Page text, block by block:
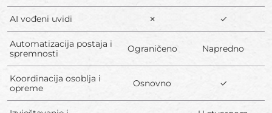
AI vođeni uvidi ✗ ✓
Automatizacija postaja i
spremnosti
Ograničeno Napredno
Koordinacija osoblja i
opreme
Osnovno ✓